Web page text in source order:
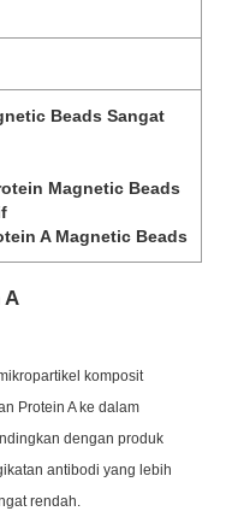
Beads Sangat
Magnetic Beads
A Magnetic Beads
A
komposit
Protein A ke dalam
dengan produk
antibodi yang lebih
rendah.